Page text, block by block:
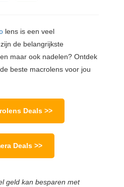
lens is een veel
de belangrijkste
maar ook nadelen? Ontdek
beste macrolens voor jou
Deals >>
Deals >>
geld kan besparen met